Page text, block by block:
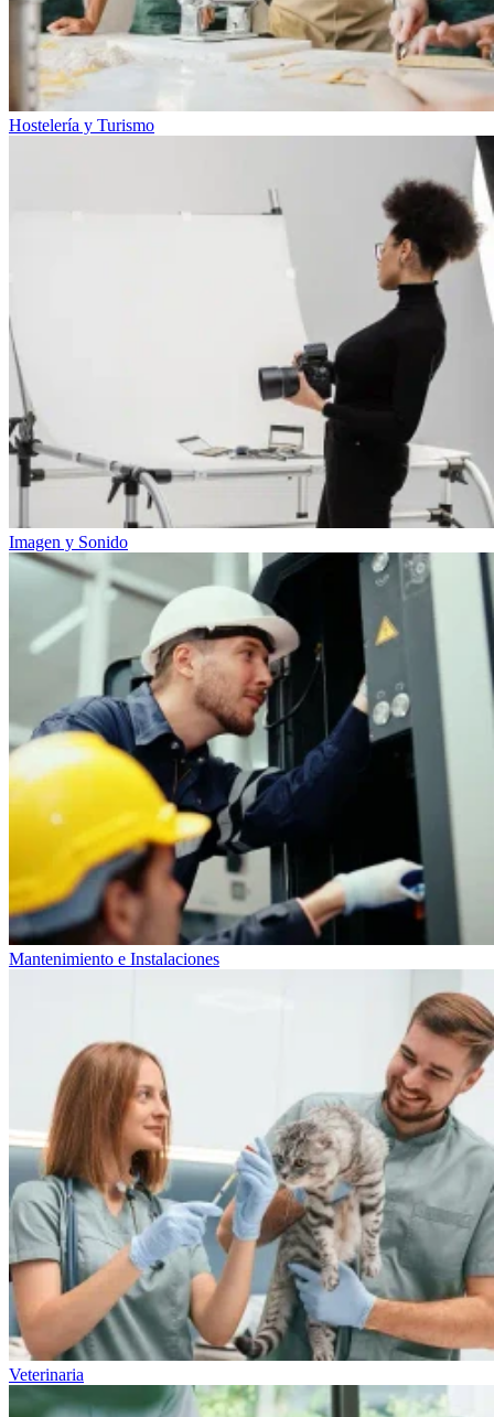
Hostelería y Turismo
Imagen y Sonido
Mantenimiento e Instalaciones
Veterinaria